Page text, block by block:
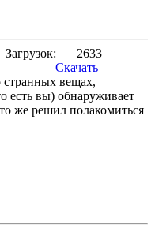
Загрузок:
2633
Скачать
странных вещах,
есть вы) обнаруживает
же решил полакомиться